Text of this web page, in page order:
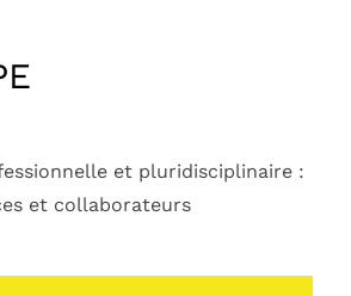
et pluridisciplinaire :
et collaborateurs